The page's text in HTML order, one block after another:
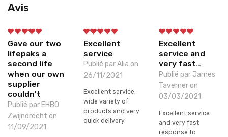
Avis
Gave our two
lifepaks a
second life
when our own
supplier
couldn't
Publié par EHBO
Zwijndrecht on
11/09/2021
Excellent
service
Publié par Alia on
26/11/2021
Excellent service,
wide variety of
products and very
quick delivery.
Excellent
service and
very fast…
Publié par James
Taverner on
03/03/2021
Excellent service
and very fast
response to